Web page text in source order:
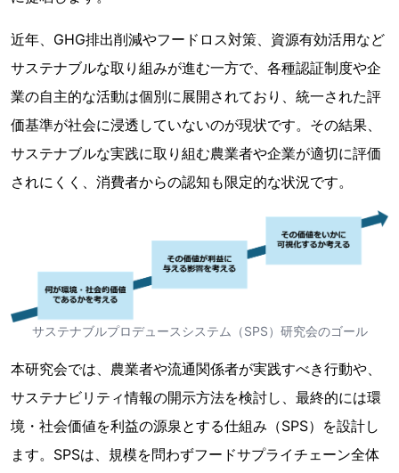
近年、GHG排出削減やフードロス対策、資源有効活用など
サステナブルな取り組みが進む一方で、各種認証制度や企
業の自主的な活動は個別に展開されており、統一された評
価基準が社会に浸透していないのが現状です。その結果、
サステナブルな実践に取り組む農業者や企業が適切に評価
されにくく、消費者からの認知も限定的な状況です。
サステナブルプロデュースシステム（SPS）研究会のゴール
本研究会では、農業者や流通関係者が実践すべき行動や、
サステナビリティ情報の開示方法を検討し、最終的には環
境・社会価値を利益の源泉とする仕組み（SPS）を設計し
ます。SPSは、規模を問わずフードサプライチェーン全体